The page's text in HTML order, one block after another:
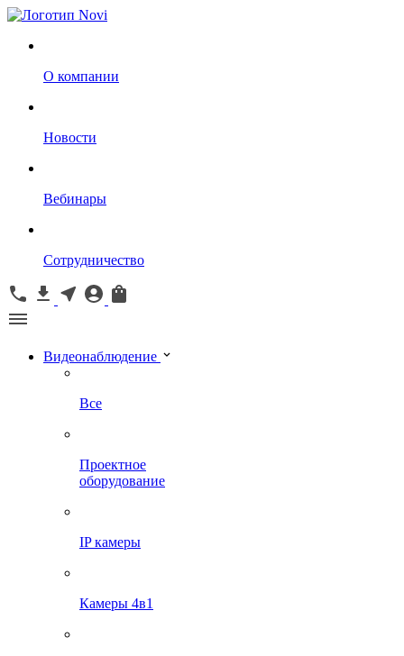
О компании
Новости
Вебинары
Сотрудничество
Видеонаблюдение
Все
Проектное
оборудование
IP камеры
Камеры 4в1